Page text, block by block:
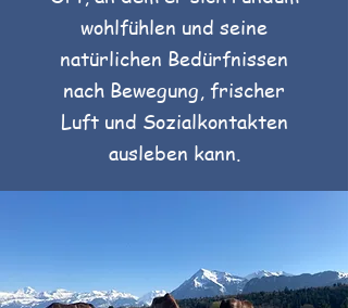
wohlfühlen und seine
natürlichen Bedürfnissen
nach Bewegung, frischer
Luft und Sozialkontakten
ausleben kann.